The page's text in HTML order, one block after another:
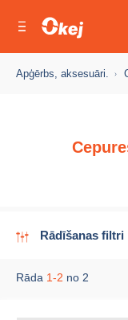
Apģērbs, aksesuāri.
Rādīšanas filtri
Rāda 1-2 no 2